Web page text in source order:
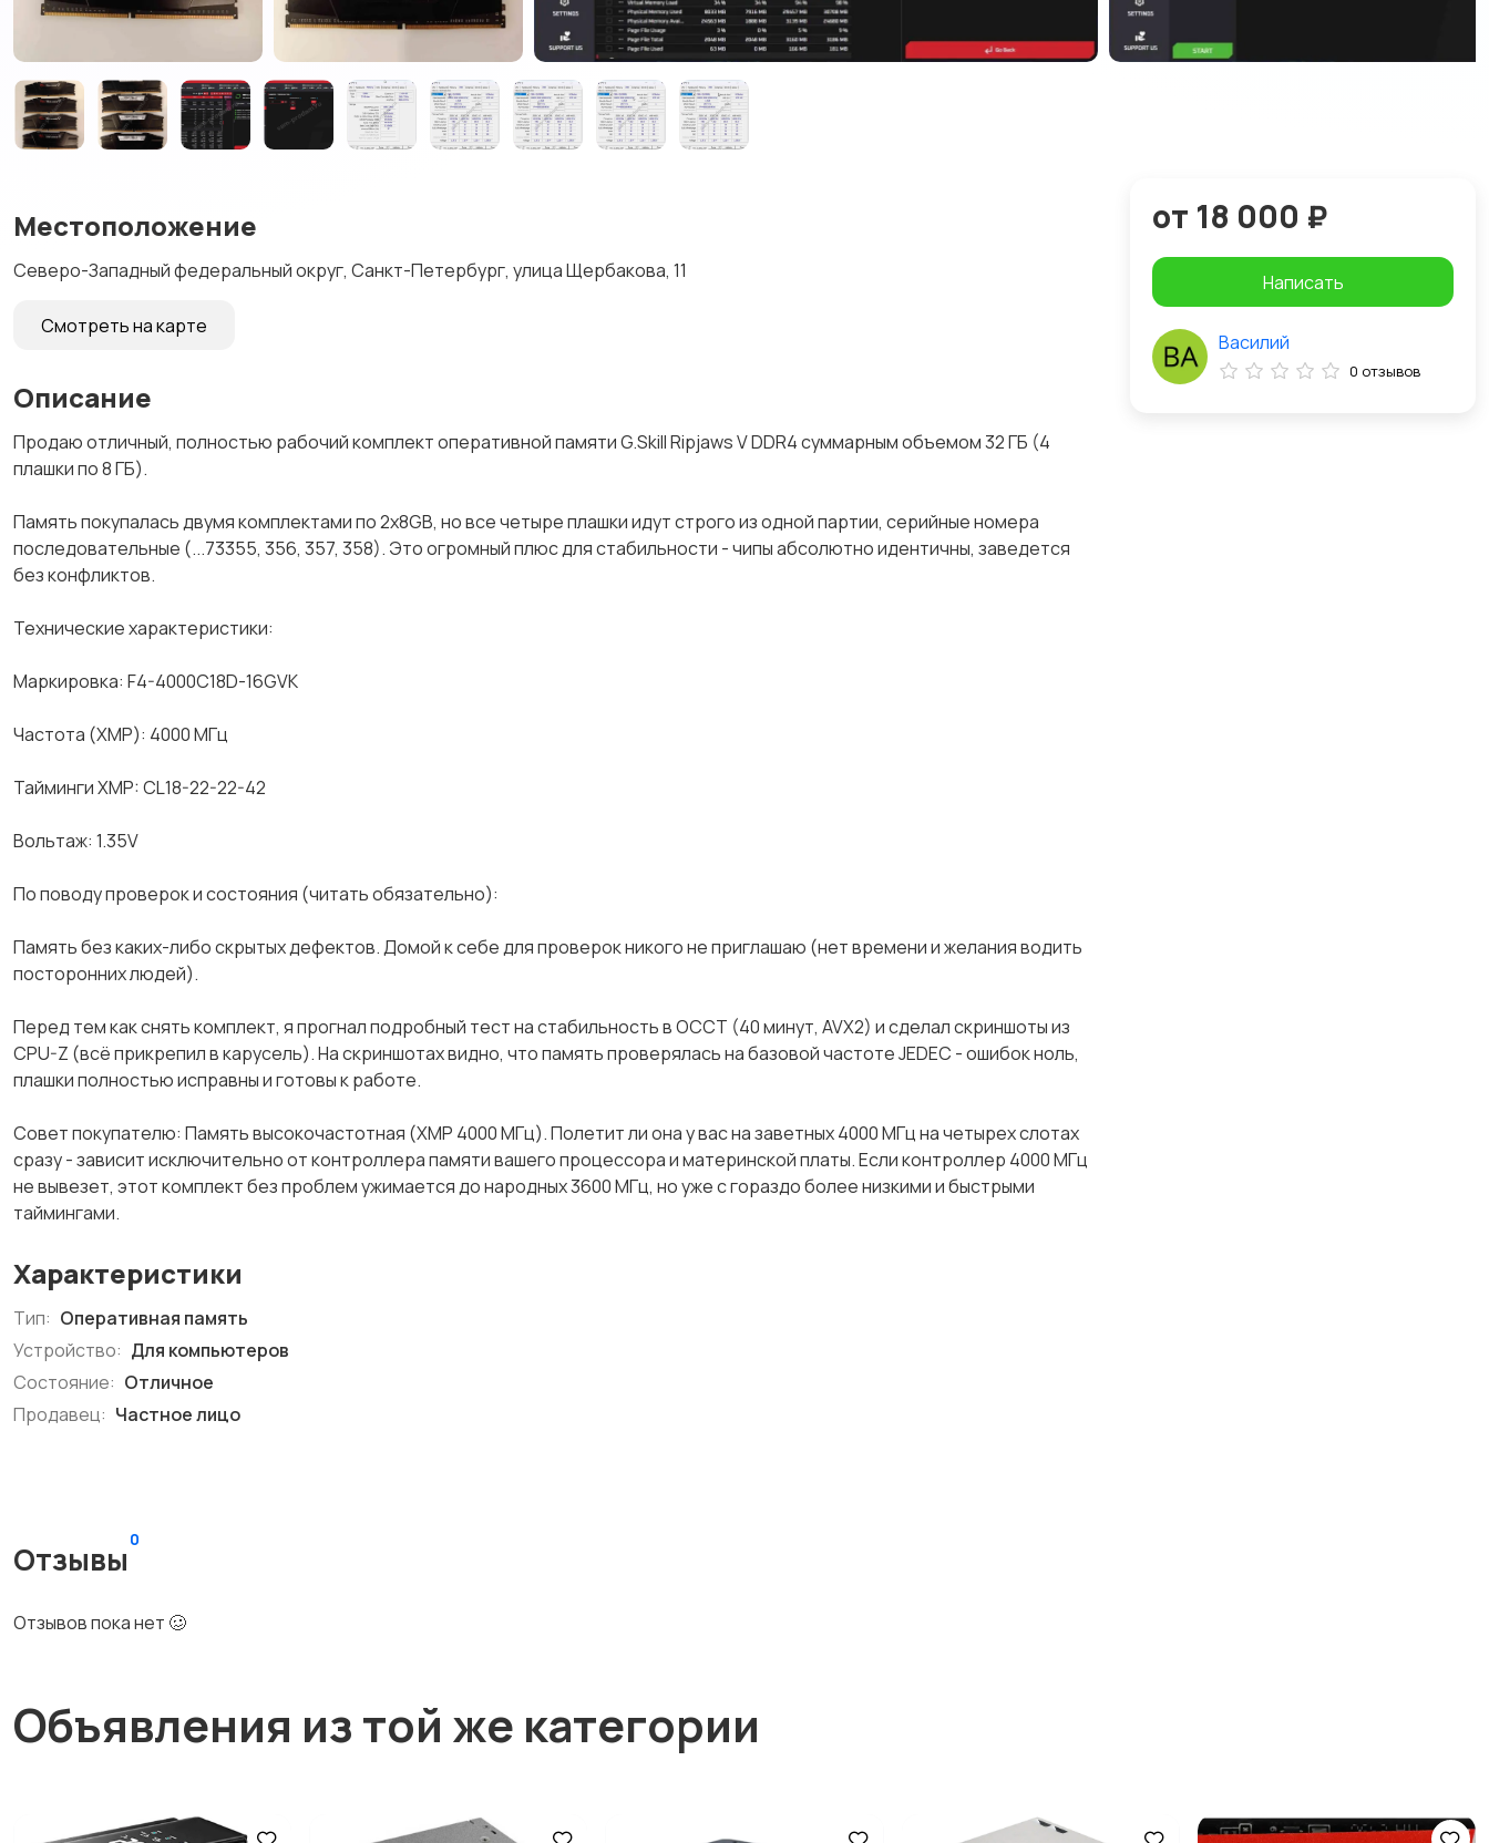
Местоположение
Северо-Западный федеральный округ, Санкт-Петербург, улица Щербакова, 11
Смотреть на карте
Описание
Продаю отличный, полностью рабочий комплект оперативной памяти G.Skill Ripjaws V DDR4 суммарным объемом 32 ГБ (4
плашки по 8 ГБ).
​Память покупалась двумя комплектами по 2x8GB, но все четыре плашки идут строго из одной партии, серийные номера
последовательные (...73355, 356, 357, 358). Это огромный плюс для стабильности - чипы абсолютно идентичны, заведется
без конфликтов.
Технические характеристики:
​Маркировка: F4-4000C18D-16GVK
​Частота (XMP): 4000 МГц
​Тайминги XMP: CL18-22-22-42
​Вольтаж: 1.35V
По поводу проверок и состояния (читать обязательно):
Память без каких-либо скрытых дефектов. Домой к себе для проверок никого не приглашаю (нет времени и желания водить
посторонних людей).
Перед тем как снять комплект, я прогнал подробный тест на стабильность в OCCT (40 минут, AVX2) и сделал скриншоты из
CPU-Z (всё прикрепил в карусель). На скриншотах видно, что память проверялась на базовой частоте JEDEC - ошибок ноль,
плашки полностью исправны и готовы к работе.
Совет покупателю: Память высокочастотная (XMP 4000 МГц). Полетит ли она у вас на заветных 4000 МГц на четырех слотах
сразу - зависит исключительно от контроллера памяти вашего процессора и материнской платы. Если контроллер 4000 МГц
не вывезет, этот комплект без проблем ужимается до народных 3600 МГц, но уже с гораздо более низкими и быстрыми
таймингами.
Характеристики
Тип: Оперативная память
Устройство: Для компьютеров
Состояние: Отличное
Продавец: Частное лицо
Отзывы
0
Отзывов пока нет 🥴
от 18 000 ₽
Написать
Василий
0 отзывов
Объявления из той же категории